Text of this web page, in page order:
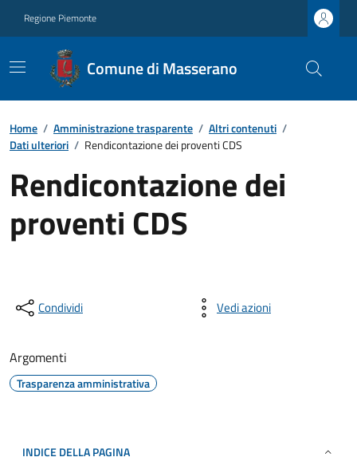
Regione Piemonte
Comune di Masserano
Home / Amministrazione trasparente / Altri contenuti /
Dati ulteriori / Rendicontazione dei proventi CDS
Rendicontazione dei
proventi CDS
Condividi Vedi azioni
Argomenti
Trasparenza amministrativa
INDICE DELLA PAGINA